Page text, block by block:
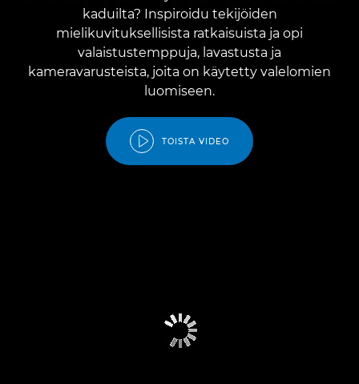
kaduilta? Inspiroidu tekijöiden
mielikuvituksellisista ratkaisuista ja opi
valaistustemppuja, lavastusta ja
kameravarusteista, joita on käytetty valelomien
luomiseen.
TOISTA VIDEO